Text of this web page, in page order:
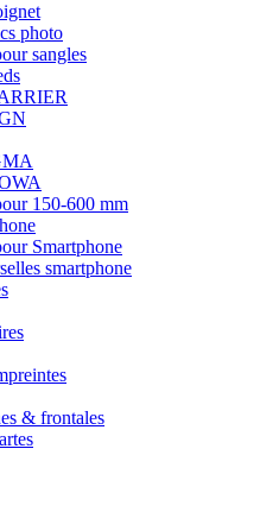
photo
sangles
150-600 mm
Smartphone
smartphone
& frontales